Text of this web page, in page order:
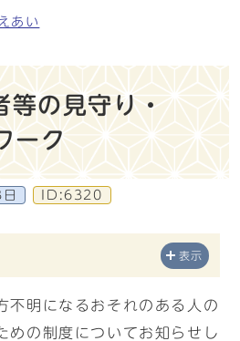
あい
等の見守り・
ーク
ID:6320
表示
不明になるおそれのある人の
めの制度についてお知らせし